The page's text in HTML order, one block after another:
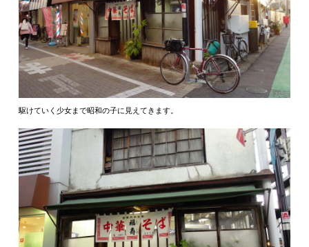
駆けていく少女まで昭和の子に見えてきます。